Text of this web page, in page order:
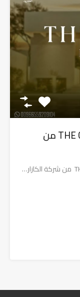
فيلا ستاند ألون في مشروع THE Crest من